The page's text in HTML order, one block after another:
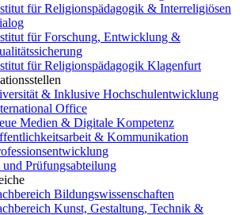
für Religionspädagogik & Interreligiösen
für Forschung, Entwicklung &
für Religionspädagogik Klagenfurt
& Inklusive Hochschulentwicklung
Office
Medien & Digitale Kompetenz
& Kommunikation
und Prüfungsabteilung
Bildungswissenschaften
Kunst, Gestaltung, Technik &